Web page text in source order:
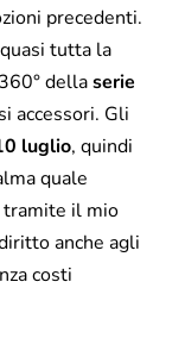
precedenti.
tutta la
dellaserie
accessori. Gli
luglio, quindi
quale
tramite il mio
anche agli
costi